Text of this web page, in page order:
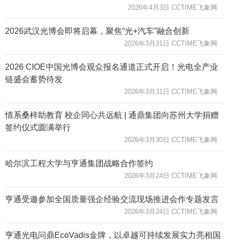
2026年4月3日 CCTIME飞象网
2026武汉光博会即将启幕，聚焦“光+汽车”融合创新
2026年3月31日 CCTIME飞象网
2026 CIOE中国光博会观众报名通道正式开启！光电全产业
链盛会蓄势待发
2026年3月31日 CCTIME飞象网
情系桑梓助教育 校企同心共远航 | 通鼎集团向苏州大学捐赠
签约仪式圆满举行
2026年3月30日 CCTIME飞象网
哈尔滨工程大学与亨通集团战略合作签约
2026年3月24日 CCTIME飞象网
亨通受邀参加全国质量强企经验交流现场推进会作专题发言
2026年3月24日 CCTIME飞象网
亨通光电问鼎EcoVadis金牌，以卓越可持续发展实力亮相国